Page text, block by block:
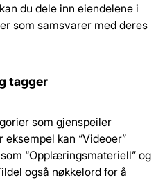
du dele inn eiendelene i
som samsvarer med deres
tagger
som gjenspeiler
kan “Videoer”
“Opplæringsmateriell” og
også nøkkelord for å